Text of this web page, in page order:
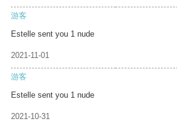
游客
Estelle sent you 1 nude
2021-11-01
游客
Estelle sent you 1 nude
2021-10-31